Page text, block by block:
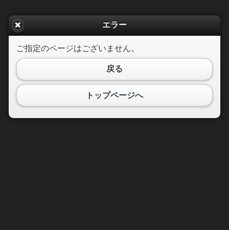
エラー
ご指定のページはございません。
戻る
トップページへ